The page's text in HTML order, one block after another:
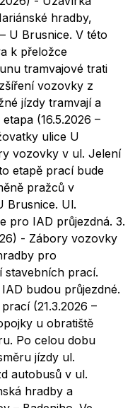
hradby,
U Brusnice. V této
k přeložce
tramvajové trati
vozovky z
jízdy tramvají a
(16.5.2026 –
ulice U
vozovky v ul. Jelení
etapě prací bude
pražců v
Brusnice. Ul.
pro IAD průjezdná. 3.
- Zábory vozovky
pro
stavebních prací.
budou průjezdné.
(21.3.2026 –
u obratiště
Po celou dobu
jízdy ul.
autobusů v ul.
hradby a